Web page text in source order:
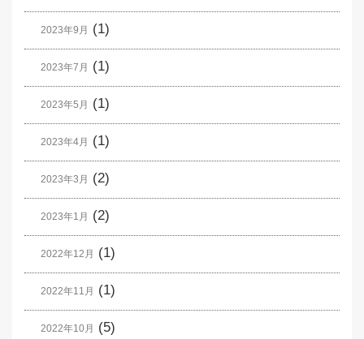
2023年9月 (1)
2023年7月 (1)
2023年5月 (1)
2023年4月 (1)
2023年3月 (2)
2023年1月 (2)
2022年12月 (1)
2022年11月 (1)
2022年10月 (5)